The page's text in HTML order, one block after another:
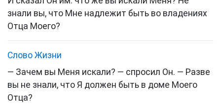
знали вы, что Мне надлежит быть во владениях
Отца Моего?
Слово Жизни
— Зачем вы Меня искали? — спросил Он. — Разве
вы не знали, что Я должен быть в доме Моего
Отца?